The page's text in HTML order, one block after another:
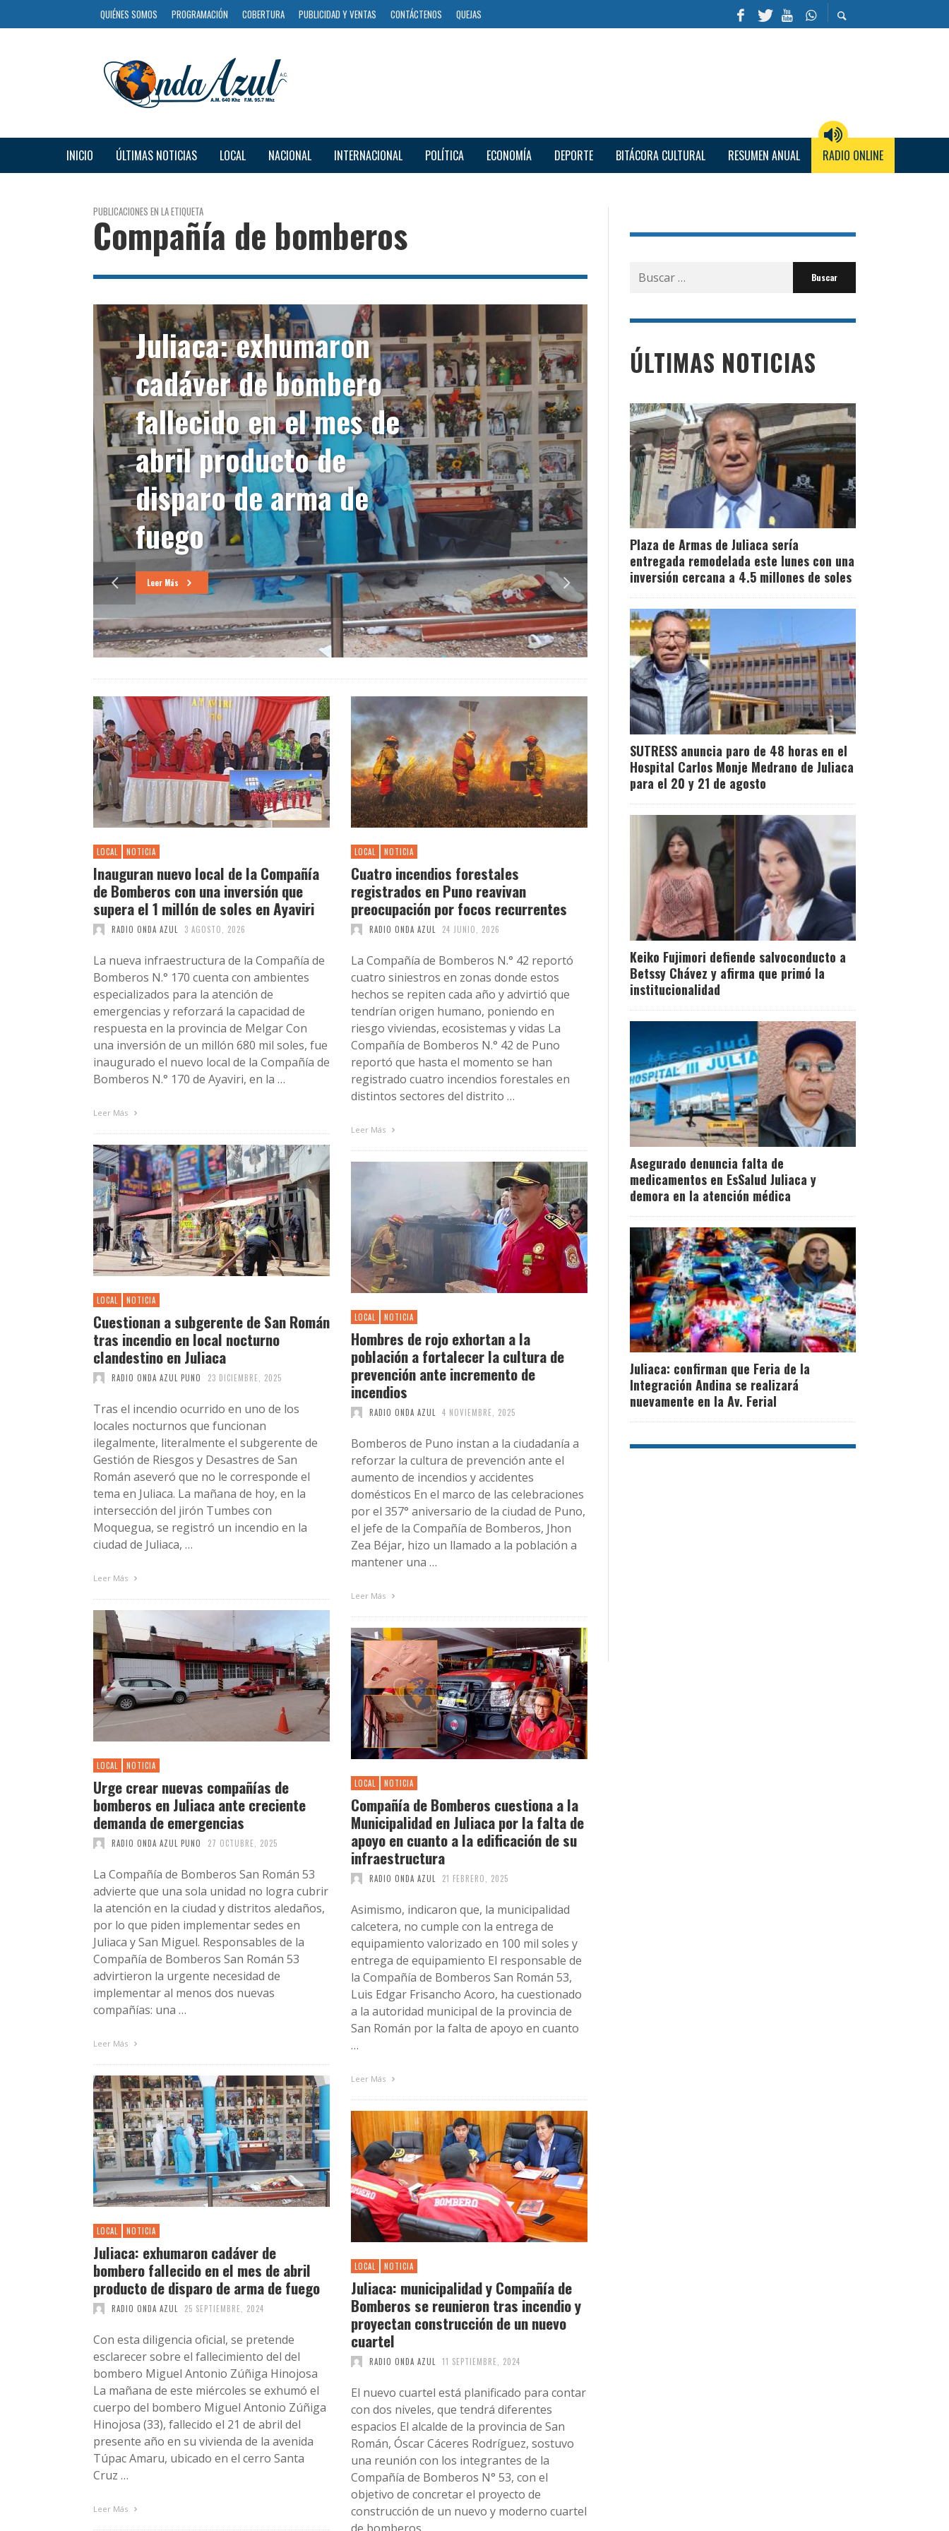
QUIÉNES SOMOS PROGRAMACIÓN COBERTURA PUBLICIDAD Y VENTAS CONTÁCTENOS QUEJAS
INICIO ÚLTIMAS NOTICIAS LOCAL NACIONAL INTERNACIONAL POLÍTICA ECONOMÍA DEPORTE BITÁCORA CULTURAL RESUMEN ANUAL RADIO ONLINE
PUBLICACIONES EN LA ETIQUETA
Compañía de bomberos
Juliaca: exhumaron
cadáver de bombero
fallecido en el mes de
abril producto de
disparo de arma de
fuego
Leer Más
Compañía de
Bomberos N° 53 de
San Román, denuncia
robo de una batería
de 27 celdas
valorizado en 800
soles
Leer Más
LOCAL NOTICIA
Inauguran nuevo local de la Compañía
de Bomberos con una inversión que
supera el 1 millón de soles en Ayaviri
RADIO ONDA AZUL 3 AGOSTO, 2026
La nueva infraestructura de la Compañía de
Bomberos N.° 170 cuenta con ambientes
especializados para la atención de
emergencias y reforzará la capacidad de
respuesta en la provincia de Melgar Con
una inversión de un millón 680 mil soles, fue
inaugurado el nuevo local de la Compañía de
Bomberos N.° 170 de Ayaviri, en la …
Leer Más
LOCAL NOTICIA
Cuatro incendios forestales
registrados en Puno reavivan
preocupación por focos recurrentes
RADIO ONDA AZUL 24 JUNIO, 2026
La Compañía de Bomberos N.° 42 reportó
cuatro siniestros en zonas donde estos
hechos se repiten cada año y advirtió que
tendrían origen humano, poniendo en
riesgo viviendas, ecosistemas y vidas La
Compañía de Bomberos N.° 42 de Puno
reportó que hasta el momento se han
registrado cuatro incendios forestales en
distintos sectores del distrito …
Leer Más
LOCAL NOTICIA
Cuestionan a subgerente de San Román
tras incendio en local nocturno
clandestino en Juliaca
RADIO ONDA AZUL PUNO 23 DICIEMBRE, 2025
Tras el incendio ocurrido en uno de los
locales nocturnos que funcionan
ilegalmente, literalmente el subgerente de
Gestión de Riesgos y Desastres de San
Román aseveró que no le corresponde el
tema en Juliaca. La mañana de hoy, en la
intersección del jirón Tumbes con
Moquegua, se registró un incendio en la
ciudad de Juliaca, …
Leer Más
LOCAL NOTICIA
Hombres de rojo exhortan a la
población a fortalecer la cultura de
prevención ante incremento de
incendios
RADIO ONDA AZUL 4 NOVIEMBRE, 2025
Bomberos de Puno instan a la ciudadanía a
reforzar la cultura de prevención ante el
aumento de incendios y accidentes
domésticos En el marco de las celebraciones
por el 357° aniversario de la ciudad de Puno,
el jefe de la Compañía de Bomberos, Jhon
Zea Béjar, hizo un llamado a la población a
mantener una …
Leer Más
LOCAL NOTICIA
Urge crear nuevas compañías de
bomberos en Juliaca ante creciente
demanda de emergencias
RADIO ONDA AZUL PUNO 27 OCTUBRE, 2025
La Compañía de Bomberos San Román 53
advierte que una sola unidad no logra cubrir
la atención en la ciudad y distritos aledaños,
por lo que piden implementar sedes en
Juliaca y San Miguel. Responsables de la
Compañía de Bomberos San Román 53
advirtieron la urgente necesidad de
implementar al menos dos nuevas
compañías: una …
Leer Más
LOCAL NOTICIA
Compañía de Bomberos cuestiona a la
Municipalidad en Juliaca por la falta de
apoyo en cuanto a la edificación de su
infraestructura
RADIO ONDA AZUL 21 FEBRERO, 2025
Asimismo, indicaron que, la municipalidad
calcetera, no cumple con la entrega de
equipamiento valorizado en 100 mil soles y
entrega de equipamiento El responsable de
la Compañía de Bomberos San Román 53,
Luis Edgar Frisancho Acoro, ha cuestionado
a la autoridad municipal de la provincia de
San Román por la falta de apoyo en cuanto
…
Leer Más
LOCAL NOTICIA
Juliaca: exhumaron cadáver de
bombero fallecido en el mes de abril
producto de disparo de arma de fuego
RADIO ONDA AZUL 25 SEPTIEMBRE, 2024
Con esta diligencia oficial, se pretende
esclarecer sobre el fallecimiento del del
bombero Miguel Antonio Zúñiga Hinojosa
La mañana de este miércoles se exhumó el
cuerpo del bombero Miguel Antonio Zúñiga
Hinojosa (33), fallecido el 21 de abril del
presente año en su vivienda de la avenida
Túpac Amaru, ubicado en el cerro Santa
Cruz …
Leer Más
LOCAL NOTICIA
Juliaca: municipalidad y Compañía de
Bomberos se reunieron tras incendio y
proyectan construcción de un nuevo
cuartel
RADIO ONDA AZUL 11 SEPTIEMBRE, 2024
El nuevo cuartel está planificado para contar
con dos niveles, que tendrá diferentes
espacios El alcalde de la provincia de San
Román, Óscar Cáceres Rodríguez, sostuvo
una reunión con los integrantes de la
Compañía de Bomberos N° 53, con el
objetivo de concretar el proyecto de
construcción de un nuevo y moderno cuartel
de bomberos. …
Buscar
por:
ÚLTIMAS NOTICIAS
Plaza de Armas de Juliaca sería
entregada remodelada este lunes con una
inversión cercana a 4.5 millones de soles
SUTRESS anuncia paro de 48 horas en el
Hospital Carlos Monje Medrano de Juliaca
para el 20 y 21 de agosto
Keiko Fujimori defiende salvoconducto a
Betssy Chávez y afirma que primó la
institucionalidad
Asegurado denuncia falta de
medicamentos en EsSalud Juliaca y
demora en la atención médica
Juliaca: confirman que Feria de la
Integración Andina se realizará
nuevamente en la Av. Ferial